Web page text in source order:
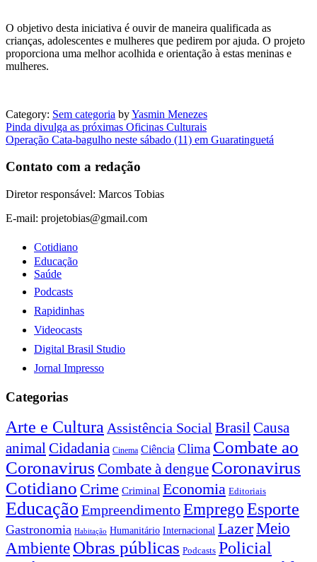
O objetivo desta iniciativa é ouvir de maneira qualificada as
crianças, adolescentes e mulheres que pedirem por ajuda. O projeto
proporciona uma melhor acolhida e orientação à estas meninas e
mulheres.
Category: Sem categoria byYasmin Menezes
Navegação
de
Post
Pinda divulga as próximas Oficinas Culturais
Operação Cata-bagulho neste sábado (11) em Guaratinguetá
Contato com a redação
Diretor responsável: Marcos Tobias
E-mail: projetobias@gmail.com
Cotidiano
Educação
Saúde
Podcasts
Rapidinhas
Videocasts
Digital Brasil Studio
Jornal Impresso
Categorias
Arte e CulturaAssistência Social BrasilCausa
animalCidadania Cinema Ciência Clima Combate ao
Coronavirus Combate à dengue Coronavirus
Cotidiano Crime Criminal Economia Editoriais
Educação EmpreendimentoEmpregoEsporte
Gastronomia Habitação Humanitário Internacional LazerMeio
Ambiente Obras públicas Podcasts Policial